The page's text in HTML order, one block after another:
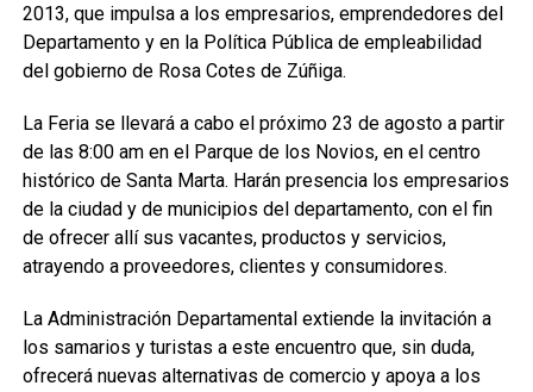
2013, que impulsa a los empresarios, emprendedores del
Departamento y en la Política Pública de empleabilidad
del gobierno de Rosa Cotes de Zúñiga.
La Feria se llevará a cabo el próximo 23 de agosto a partir
de las 8:00 am en el Parque de los Novios, en el centro
histórico de Santa Marta. Harán presencia los empresarios
de la ciudad y de municipios del departamento, con el fin
de ofrecer allí sus vacantes, productos y servicios,
atrayendo a proveedores, clientes y consumidores.
La Administración Departamental extiende la invitación a
los samarios y turistas a este encuentro que, sin duda,
ofrecerá nuevas alternativas de comercio y apoya a los